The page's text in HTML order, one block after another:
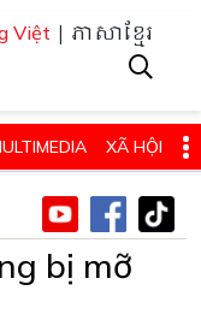
Việt | ភាសាខ្មែរ
XÃ HỘI
NGHỆ
KHỎE VÀ ĐỜI SỐNG
ĐỀbị mỡ